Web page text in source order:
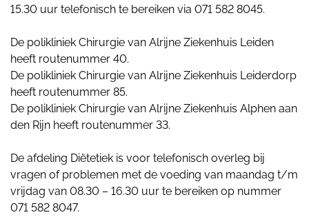
15.30 uur telefonisch te bereiken via 071 582 8045.
De polikliniek Chirurgie van Alrijne Ziekenhuis Leiden
heeft routenummer 40.
De polikliniek Chirurgie van Alrijne Ziekenhuis Leiderdorp
heeft routenummer 85.
De polikliniek Chirurgie van Alrijne Ziekenhuis Alphen aan
den Rijn heeft routenummer 33.
De afdeling Diëtetiek is voor telefonisch overleg bij
vragen of problemen met de voeding van maandag t/m
vrijdag van 08.30 – 16.30 uur te bereiken op nummer
071 582 8047.